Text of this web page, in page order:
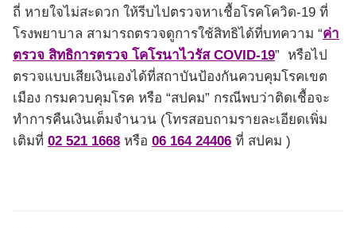
ถี่ หายใจไม่สะดวก ให้รีบไปตรวจหาเชื้อโรคโควิด-19 ที่
โรงพยาบาล สามารถตรวจดูการใช้สิทธิได้ที่บทความ “ค่า
ตรวจ สิทธิการตรวจ โคโรนาไวรัส COVID-19” หรือไป
ตรวจแบบเสียเงินเองได้ที่สถาบันป้องกันควบคุมโรคเขต
เมือง กรมควบคุมโรค หรือ “สปคม” กรณีพบว่าติดเชื้อจะ
ทำการคืนเงินเต็มจำนวน (โทรสอบถามรายละเอียดเพิ่ม
เติมที่ 02 521 1668 หรือ 06 164 24406 ที่ สปคม )